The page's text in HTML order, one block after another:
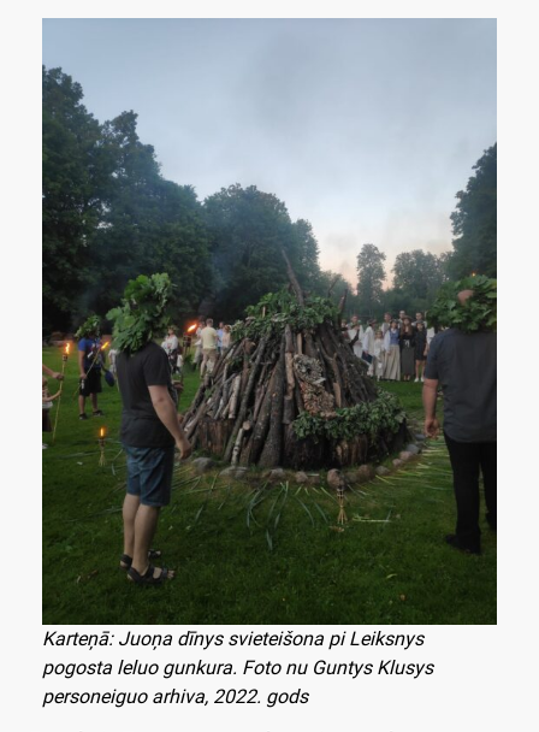
Karteņā: Juoņa dīnys svieteišona pi Leiksnys
pogosta leluo gunkura. Foto nu Guntys Klusys
personeiguo arhiva, 2022. gods